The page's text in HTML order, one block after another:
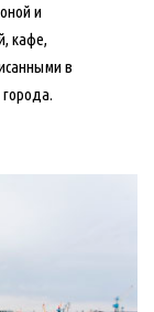
и
кафе,
в